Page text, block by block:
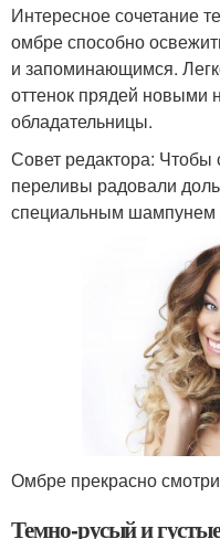
Интересное сочетание
омбре способно
и запоминающимся.
оттенок прядей
обладательницы.
Совет редактора:
переливы радовали
специальным шампунем
Омбре прекрасно
Темно-русый и